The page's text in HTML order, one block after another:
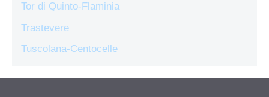
Tor di Quinto-Flaminia
Trastevere
Tuscolana-Centocelle